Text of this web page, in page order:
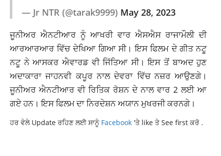
— Jr NTR (@tarak9999) May 28, 2023
ਜੂਨੀਅਰ ਐਨਟੀਆਰ ਨੂੰ ਆਖਰੀ ਵਾਰ ਐਸਐਸ ਰਾਜਾਮੌਲੀ ਦੀ
ਆਰਆਰਆਰ ਵਿੱਚ ਦੇਖਿਆ ਗਿਆ ਸੀ। ਇਸ ਫਿਲਮ ਦੇ ਗੀਤ ਨਟੂ
ਨਟੂ ਨੇ ਆਸਕਰ ਐਵਾਰਡ ਵੀ ਜਿੱਤਿਆ ਸੀ। ਇਸ ਤੋਂ ਬਾਅਦ ਹੁਣ
ਅਦਾਕਾਰਾ ਜਾਹਨਵੀ ਕਪੂਰ ਨਾਲ ਦੇਵਰਾ ਵਿੱਚ ਨਜ਼ਰ ਆਉਣਗੇ।
ਜੂਨੀਅਰ ਐਨਟੀਆਰ ਵੀ ਰਿਤਿਕ ਰੋਸ਼ਨ ਦੇ ਨਾਲ ਵਾਰ 2 ਲਈ ਆ
ਗਏ ਹਨ। ਇਸ ਫਿਲਮ ਦਾ ਨਿਰਦੇਸ਼ਨ ਅਯਾਨ ਮੁਖਰਜੀ ਕਰਨਗੇ।
ਹਰ ਵੇਲੇ Update ਰਹਿਣ ਲਈ ਸਾਨੂੰ Facebook 'ਤੇ like ਤੇ See first ਕਰੋ .